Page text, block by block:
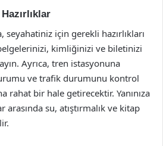
seyahatiniz için gerekli hazırlıkları
belgelerinizi, kimliğinizi ve biletinizi
Ayrıca, tren istasyonuna
ve trafik durumunu kontrol
rahat bir hale getirecektir. Yanınıza
arasında su, atıştırmalık ve kitap